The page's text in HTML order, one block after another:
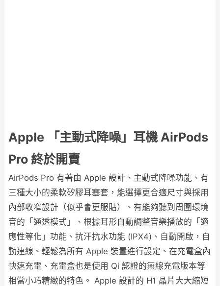
Apple 「主動式降噪」耳機 AirPods
Pro 終於開賣
AirPods Pro 有著由 Apple 設計、主動式降噪功能、有
三種大小的柔軟矽膠耳塞套，能選擇更合適尺寸與採用
內部收窄設計（似乎會更服貼）、有能夠聽到周圍環境
音的「通透模式」、根據耳形自動調整音樂播放的「適
應性等化」功能、抗汗抗水功能 (IPX4)、自動開啟，自
動連線、輕鬆為所有 Apple 裝置進行設定、在充電盒內
快速充電、充電盒也是使用 Qi 認證的無線充電版本等
相當小巧精緻的特色。 Apple 設計的 H1 晶片大大縮短